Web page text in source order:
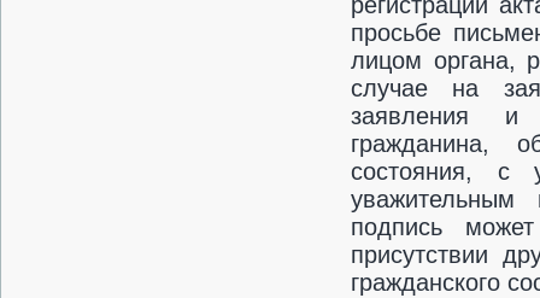
просьбе
лицом органа,
случае на
заявления и
гражданина,
состояния, с
уважительным
подпись
присутствии
гражданского